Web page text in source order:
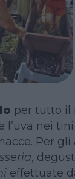
per tutto il
nei
Per gli
,
effettuate